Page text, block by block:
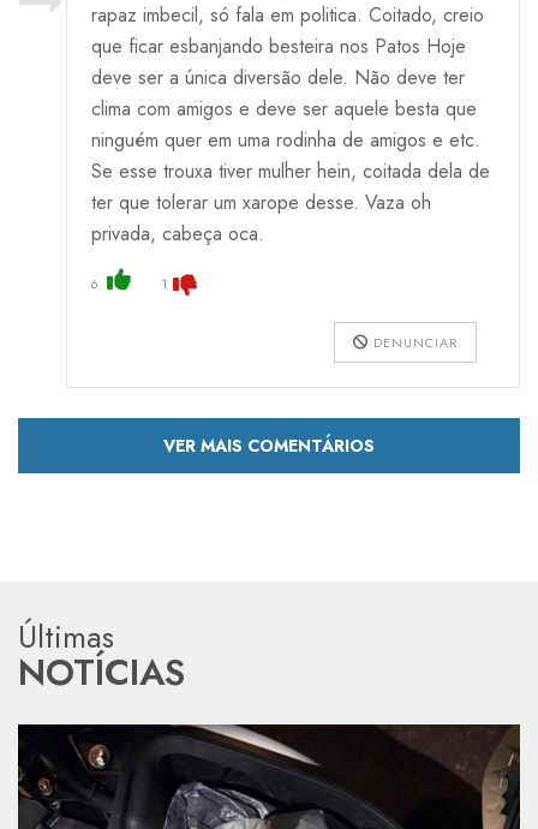
rapaz imbecil, só fala em politica. Coitado, creio
que ficar esbanjando besteira nos Patos Hoje
deve ser a única diversão dele. Não deve ter
clima com amigos e deve ser aquele besta que
ninguém quer em uma rodinha de amigos e etc.
Se esse trouxa tiver mulher hein, coitada dela de
ter que tolerar um xarope desse. Vaza oh
privada, cabeça oca.
6 1
DENUNCIAR
VER MAIS COMENTÁRIOS
Últimas
NOTÍCIAS